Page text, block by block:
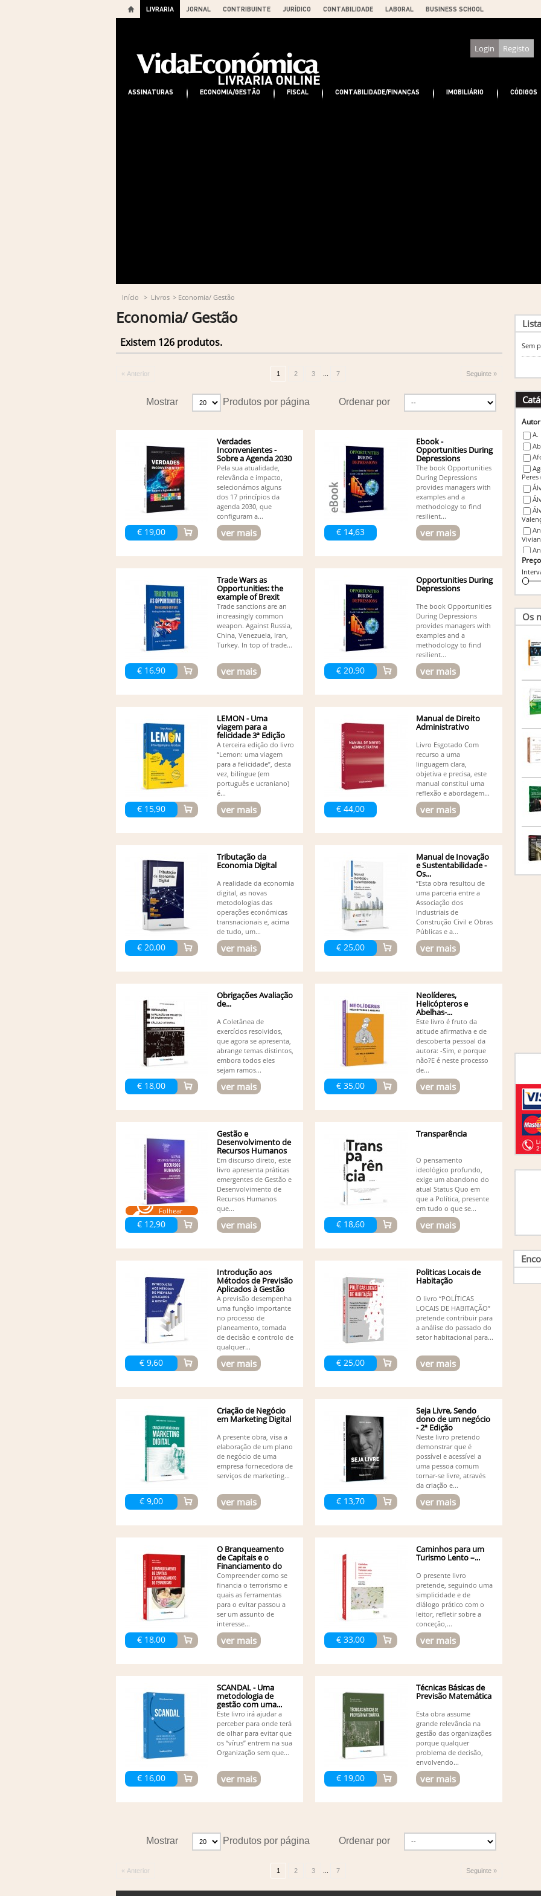
LIVRARIA JORNAL CONTRIBUINTE JURÍDICO CONTABILIDADE LABORAL BUSINESS SCHOOL
Login Registo
ASSINATURAS ECONOMIA/GESTÃO FISCAL CONTABILIDADE/FINANÇAS IMOBILIÁRIO CÓDIGOS
Início > Livros > Economia/ Gestão
Economia/ Gestão
Existem 126 produtos.
« Anterior 1 2 3 ... 7 Seguinte »
Ordenar por
Mostrar Produtos por página
€ 19,00
Verdades
Inconvenientes -
Sobre a Agenda 2030
Pela sua atualidade,
relevância e impacto,
selecionámos alguns
dos 17 princípios da
agenda 2030, que
configuram a...
ver mais € 14,63
Ebook -
Opportunities During
Depressions
The book Opportunities
During Depressions
provides managers with
examples and a
methodology to find
resilient...
ver mais
€ 16,90
Trade Wars as
Opportunities: the
example of Brexit
Trade sanctions are an
increasingly common
weapon. Against Russia,
China, Venezuela, Iran,
Turkey. In top of trade...
ver mais € 20,90
Opportunities During
Depressions
The book Opportunities
During Depressions
provides managers with
examples and a
methodology to find
resilient...
ver mais
€ 15,90
LEMON - Uma
viagem para a
felicidade 3ª Edição
(Bilingue)
A terceira edição do livro
“Lemon: uma viagem
para a felicidade”, desta
vez, bilíngue (em
português e ucraniano)
é...
ver mais € 44,00
Manual de Direito
Administrativo
Livro Esgotado Com
recurso a uma
linguagem clara,
objetiva e precisa, este
manual constitui uma
reflexão e abordagem...
ver mais
€ 20,00
Tributação da
Economia Digital
A realidade da economia
digital, as novas
metodologias das
operações económicas
transnacionais e, acima
de tudo, um...
ver mais € 25,00
Manual de Inovação
e Sustentabilidade -
Os...
“Esta obra resultou de
uma parceria entre a
Associação dos
Industriais de
Construção Civil e Obras
Públicas e a...
ver mais
€ 18,00
Obrigações Avaliação
de...
A Coletânea de
exercícios resolvidos,
que agora se apresenta,
abrange temas distintos,
embora todos eles
sejam ramos...
ver mais € 35,00
Neolíderes,
Helicópteros e
Abelhas-...
Este livro é fruto da
atitude afirmativa e de
descoberta pessoal da
autora: -Sim, e porque
não?E é neste processo
de...
ver mais
Folhear
€ 12,90
Gestão e
Desenvolvimento de
Recursos Humanos
-...
Em discurso direto, este
livro apresenta práticas
emergentes de Gestão e
Desenvolvimento de
Recursos Humanos
que...
ver mais € 18,60
Transparência
O pensamento
ideológico profundo,
exige um abandono do
atual Status Quo em
que a Política, presente
em tudo o que se...
ver mais
€ 9,60
Introdução aos
Métodos de Previsão
Aplicados à Gestão
A previsão desempenha
uma função importante
no processo de
planeamento, tomada
de decisão e controlo de
qualquer...
ver mais € 25,00
Politicas Locais de
Habitação
O livro “POLÍTICAS
LOCAIS DE HABITAÇÃO”
pretende contribuir para
a análise do passado do
setor habitacional para...
ver mais
€ 9,00
Criação de Negócio
em Marketing Digital
A presente obra, visa a
elaboração de um plano
de negócio de uma
empresa fornecedora de
serviços de marketing...
ver mais € 13,70
Seja Livre, Sendo
dono de um negócio
- 2ª Edição
Neste livro pretendo
demonstrar que é
possível e acessível a
uma pessoa comum
tornar-se livre, através
da criação e...
ver mais
€ 18,00
O Branqueamento
de Capitais e o
Financiamento do
Terrorismo
Compreender como se
financia o terrorismo e
quais as ferramentas
para o evitar passou a
ser um assunto de
interesse...
ver mais € 33,00
Caminhos para um
Turismo Lento –...
O presente livro
pretende, seguindo uma
simplicidade e de
diálogo prático com o
leitor, refletir sobre a
conceção,...
ver mais
€ 16,00
SCANDAL - Uma
metodologia de
gestão com uma...
Este livro irá ajudar a
perceber para onde terá
de olhar para evitar que
os “vírus” entrem na sua
Organização sem que...
ver mais € 19,00
Técnicas Básicas de
Previsão Matemática
Esta obra assume
grande relevância na
gestão das organizações
porque qualquer
problema de decisão,
envolvendo...
ver mais
Ordenar por
Mostrar Produtos por página
« Anterior 1 2 3 ... 7 Seguinte »
Sem
Autor
A.
Peres
Preço
Os